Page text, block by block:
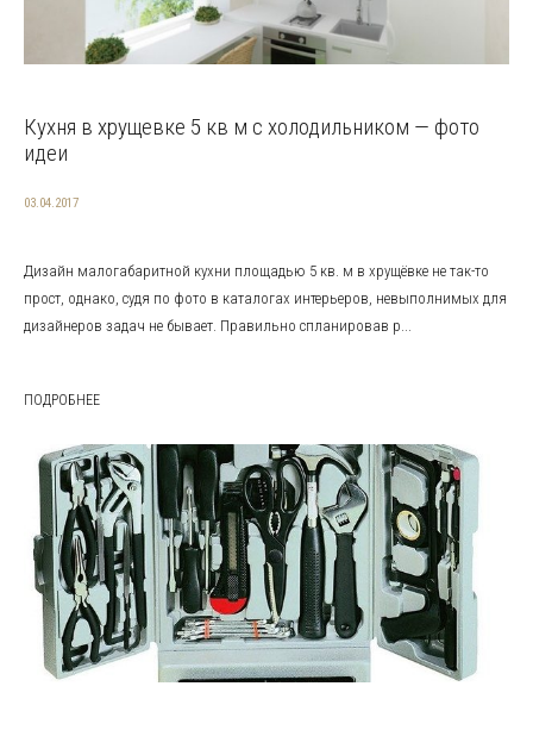
Кухня в хрущевке 5 кв м с холодильником — фото
идеи
03.04.2017
Дизайн малогабаритной кухни площадью 5 кв. м в хрущёвке не так-то
прост, однако, судя по фото в каталогах интерьеров, невыполнимых для
дизайнеров задач не бывает. Правильно спланировав р...
ПОДРОБНЕЕ